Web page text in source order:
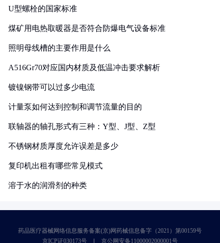
U型螺栓的国家标准
煤矿用电热取暖器是否符合防爆电气设备标准
照明母线槽的主要作用是什么
A516Gr70对应国内材质及低温冲击要求解析
镀镍钢带可以过多少电流
计量泵如何达到控制和调节流量的目的
联轴器的轴孔形式有三种：Y型、J型、Z型
不锈钢材质厚度允许误差是多少
复印机出租有哪些常见模式
溶于水的润滑剂的种类
药品医疗器械网络信息服务备案(京)网药械信息备字（2021）第00159号
京ICP证030173号
京公网安备11000002000001号